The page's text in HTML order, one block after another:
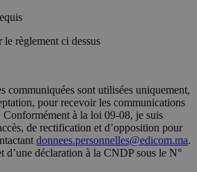
règlement ci dessus
communiquées sont utilisées uniquement,
pour recevoir les communications
Conformément à la loi 09-08, je suis
de rectification et d’opposition pour
donnees.personnelles@edicom.ma.
d’une déclaration à la CNDP sous le N°